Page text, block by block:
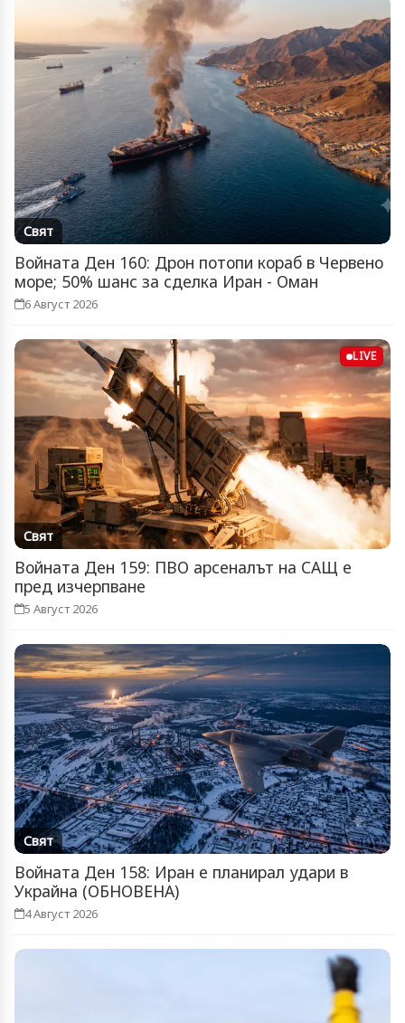
Свят
Войната Ден 160: Дрон потопи кораб в Червено
море; 50% шанс за сделка Иран - Оман
6 Август 2026
LIVE
Свят
Войната Ден 159: ПВО арсеналът на САЩ е
пред изчерпване
5 Август 2026
Свят
Войната Ден 158: Иран е планирал удари в
Украйна (ОБНОВЕНА)
4 Август 2026